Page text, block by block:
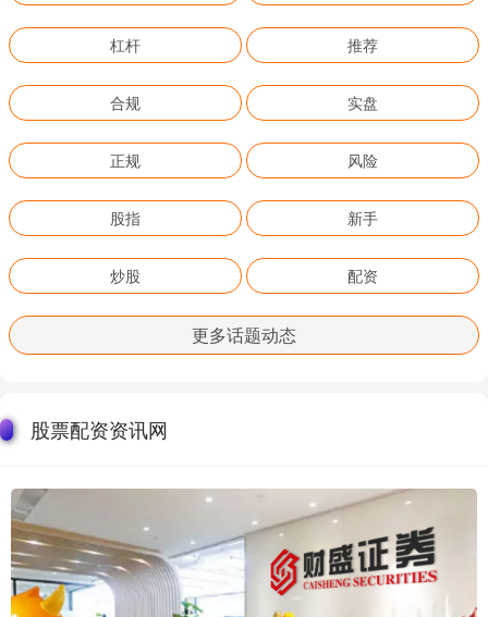
杠杆 推荐
合规 实盘
正规 风险
股指 新手
炒股 配资
更多话题动态
股票配资资讯网